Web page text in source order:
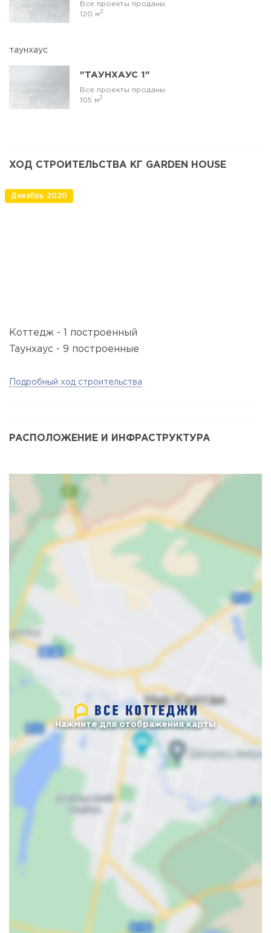
Все проекты проданы
120 м 2
таунхаус
"ТАУНХАУС 1"
Все проекты проданы
105 м 2
ХОД СТРОИТЕЛЬСТВА КГ GARDEN HOUSE
Декабрь 2020
Коттедж - 1 построенный
Таунхаус - 9 построенные
Подробный ход строительства
РАСПОЛОЖЕНИЕ И ИНФРАСТРУКТУРА
Нажмите для отображения карты